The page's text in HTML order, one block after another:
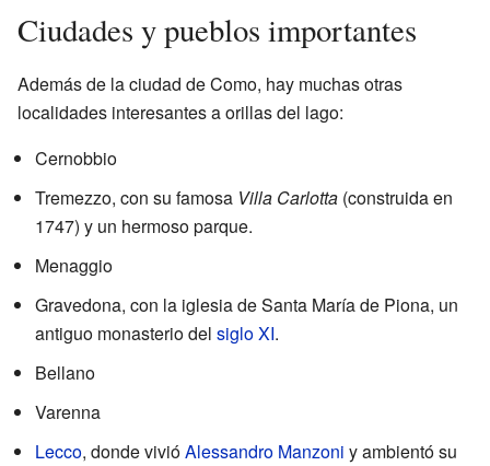
Ciudades y pueblos importantes
Además de la ciudad de Como, hay muchas otras
localidades interesantes a orillas del lago:
Cernobbio
Tremezzo, con su famosa Villa Carlotta (construida en
1747) y un hermoso parque.
Menaggio
Gravedona, con la iglesia de Santa María de Piona, un
antiguo monasterio del siglo XI.
Bellano
Varenna
Lecco, donde vivióAlessandro Manzoni y ambientó su